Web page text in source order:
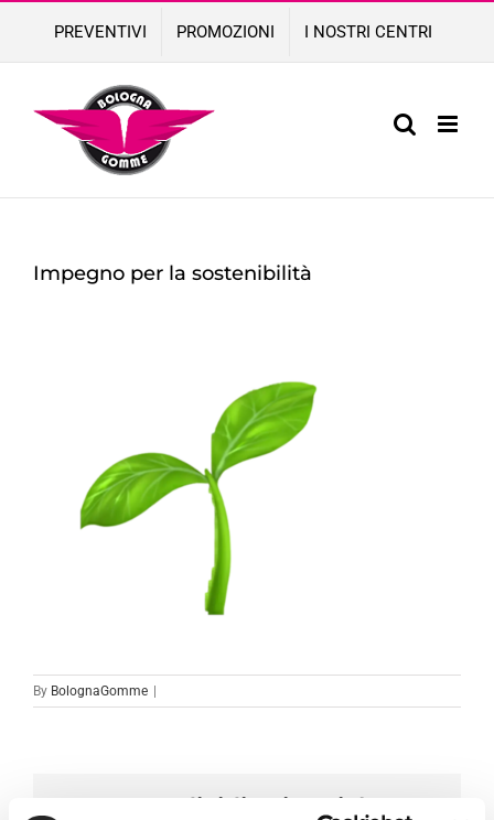
content
PREVENTIVI PROMOZIONI I NOSTRI CENTRI
Impegno per la sostenibilità
By BolognaGomme
Condividi sui social